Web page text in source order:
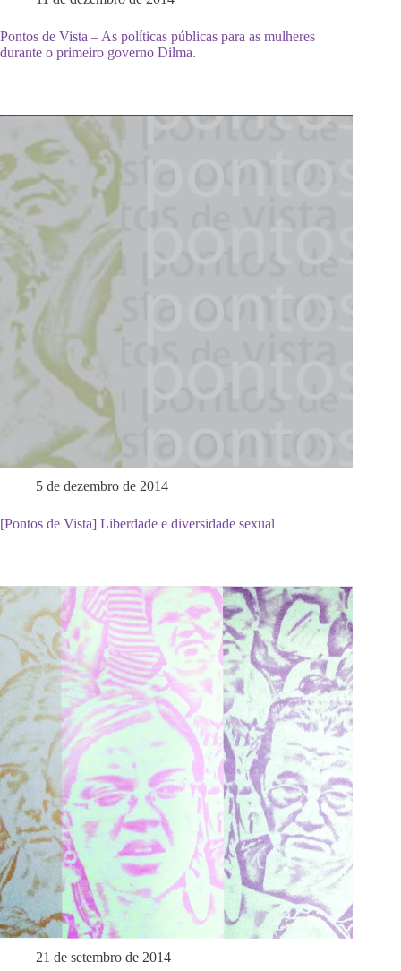
Pontos de Vista – As políticas públicas para as mulheres
durante o primeiro governo Dilma.
5 de dezembro de 2014
[Pontos de Vista] Liberdade e diversidade sexual
21 de setembro de 2014